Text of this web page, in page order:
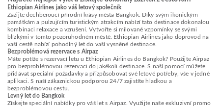
Ethiopian Airlines jako váš letový společník
Zažijte dechberoucí přírodní krásy města Bangkok. Díky svým ikonickým
památkám a pulzujícím turistickým atrakcím nabízí tato destinace dokonalou
kombinaci relaxace a vzrušení. Vytvořte si milované vzpomínky se svými
blízkými v tomto pozoruhodném městě. Ethiopian Airlines jako doprovod na
vaší cestě nabízí pohodlný let do vaší vysněné destinace.
Bezproblémová rezervace s Airpaz
Máte potíže s rezervací letu u Ethiopian Airlines do Bangkok? Použijte Airpaz
pro bezproblémovou rezervaci do jakékoli destinace. S naší pomocí můžete
přidávat speciální požadavky a přizpůsobovat své letové potřeby, vše v jedné
aplikaci. S naší zákaznickou podporou 24/7 zajistíte hladkou a
bezproblémovou cestu.
Levný let do Bangkok
Získejte speciální nabídky pro váš let s Airpaz. Využijte naše exkluzivní promo